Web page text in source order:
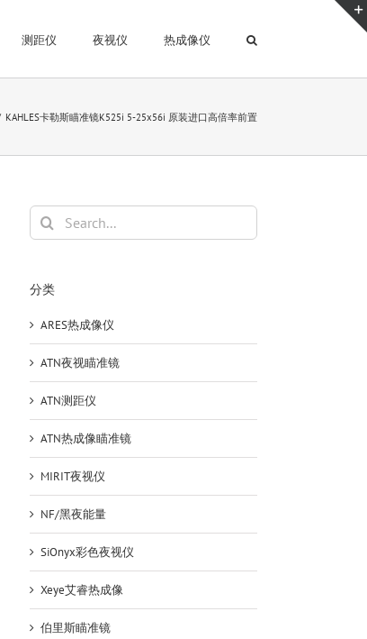
测距仪 夜视仪 热成像仪
KAHLES卡勒斯瞄准镜K525i 5-25x56i 原装进口高倍率前置
Search
for:
分类
ARES热成像仪
ATN夜视瞄准镜
ATN测距仪
ATN热成像瞄准镜
MIRIT夜视仪
NF/黑夜能量
SiOnyx彩色夜视仪
Xeye艾睿热成像
伯里斯瞄准镜